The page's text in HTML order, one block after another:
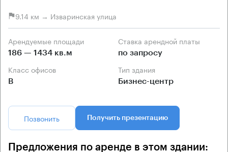
9.14 км → Изваринская улица
Арендуемые площади
186 — 1434 кв.м
Ставка арендной платы
по запросу
Класс офисов
B
Тип здания
Бизнес-центр
Позвонить Получить презентацию
Предложения по аренде в этом здании: